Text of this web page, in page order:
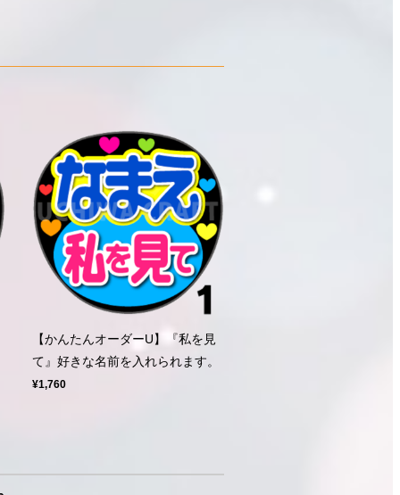
【かんたんオーダーU】『私を見
て』好きな名前を入れられます。
¥1,760